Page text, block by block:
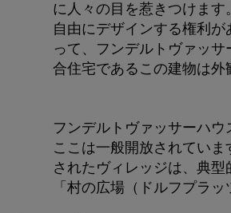
に人々の目を惹きつけま
自由にデザインする権利
って、フンデルトヴァッ
合住宅であるこの建物は外
フンデルトヴァッサーハウ
ここは一般開放されてい
されたヴィレッジは、典
「村の広場（ドルフプラ